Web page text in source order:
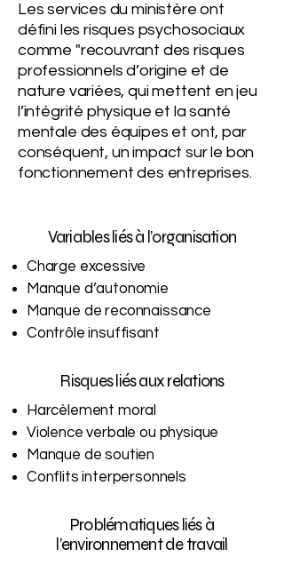
Les services du ministère ont
défini les risques psychosociaux
comme "recouvrant des risques
professionnels d’origine et de
nature variées, qui mettent en jeu
l’intégrité physique et la santé
mentale des équipes et ont, par
conséquent, un impact sur le bon
fonctionnement des entreprises.
Variables liés à l’organisation
Charge excessive
Manque d’autonomie
Manque de reconnaissance
Contrôle insuffisant
Risques liés aux relations
Harcèlement moral
Violence verbale ou physique
Manque de soutien
Conflits interpersonnels
Problématiques liés à
l’environnement de travail